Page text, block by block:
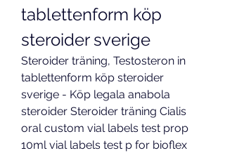
tablettenform köp
steroider sverige
Steroider träning, Testosteron in
tablettenform köp steroider
sverige - Köp legala anabola
steroider Steroider träning Cialis
oral custom vial labels test prop
10ml vial labels test p for bioflex